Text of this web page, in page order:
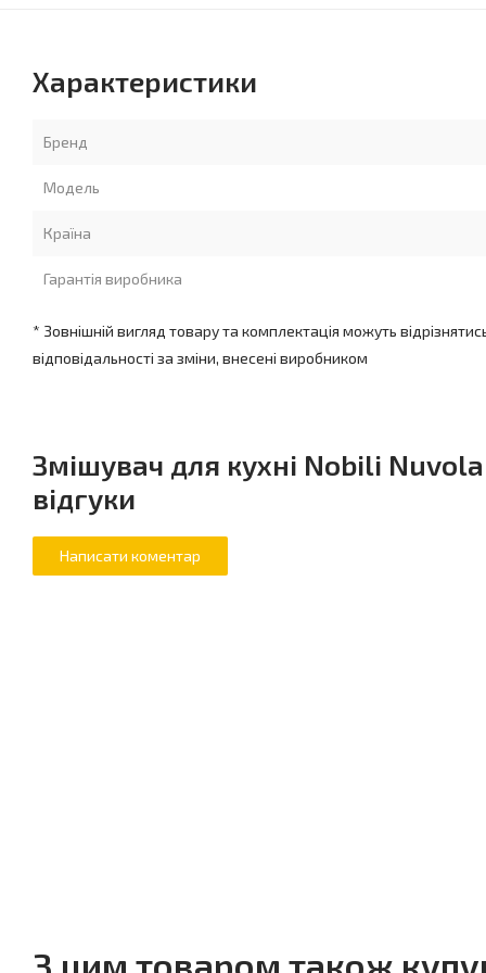
Характеристики
Бренд
Модель
Країна
Гарантія виробника
* Зовнішній вигляд товару та комплектація можуть
відповідальності за зміни, внесені виробником
Змішувач для кухні Nobili
відгуки
З цим товаром також